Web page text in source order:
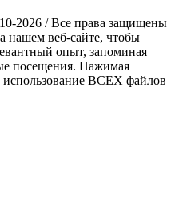
2026 / Все права защищены
нашем веб-сайте, чтобы
опыт, запоминая
посещения. Нажимая
использование ВСЕХ файлов